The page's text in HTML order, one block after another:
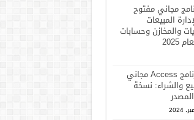
مجاني مفتوح
المبيعات
والمخازن وحسابات
2025
تحميل برنامج Access مجاني
والشراء: نسخة